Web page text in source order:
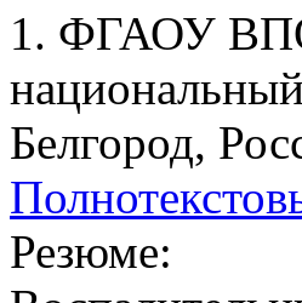
1. ФГАОУ ВПО
национальный
Белгород,
Резюме: